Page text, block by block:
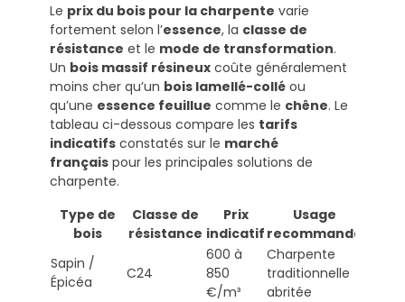
Le prix du bois pour la charpente varie
fortement selon l’essence, la classe de
résistance et le mode de transformation.
Un bois massif résineux coûte généralement
moins cher qu’un bois lamellé-collé ou
qu’une essence feuillue comme le chêne. Le
tableau ci-dessous compare les tarifs
indicatifs constatés sur le marché
français pour les principales solutions de
charpente.
Type de
bois
Classe de
résistance
Prix
indicatif
Usage
recommandé
Sapin /
Épicéa
C24
600 à
850
€/m³
Charpente
traditionnelle
abritée